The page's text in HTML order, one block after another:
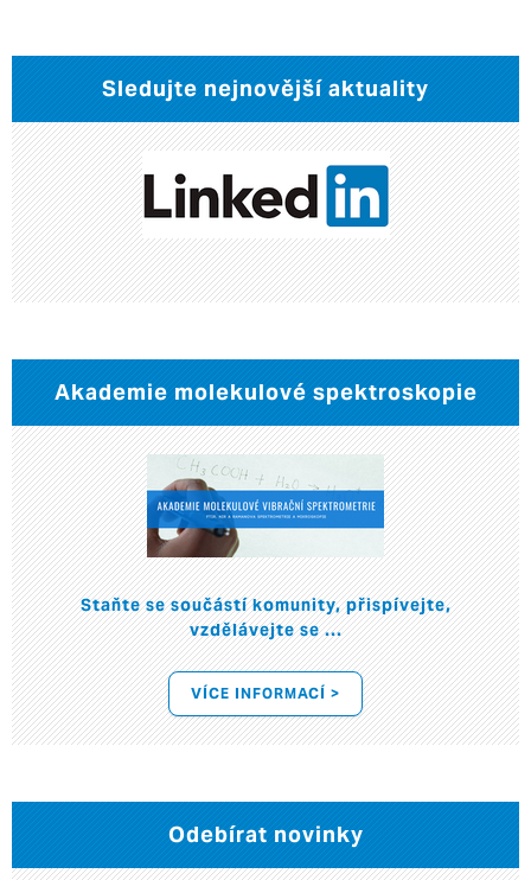
Sledujte nejnovější aktuality
Akademie molekulové spektroskopie
Staňte se součástí komunity, přispívejte,
vzdělávejte se ...
VÍCE INFORMACÍ >
Odebírat novinky